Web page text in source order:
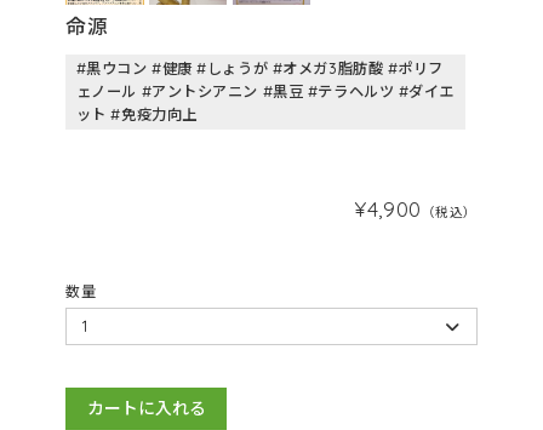
命源
#黒ウコン #健康 #しょうが #オメガ3脂肪酸 #ポリフ
ェノール #アントシアニン #黒豆 #テラヘルツ #ダイエ
ット #免疫力向上
¥4,900 （税込）
数量
カートに入れる